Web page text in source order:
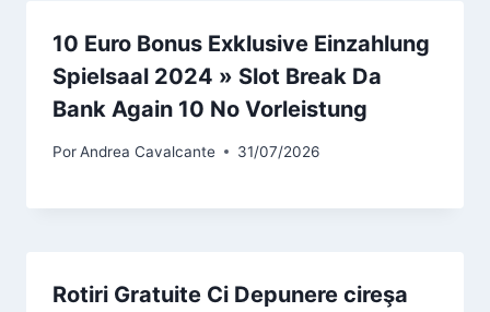
10 Euro Bonus Exklusive Einzahlung
Spielsaal 2024 » Slot Break Da
Bank Again 10 No Vorleistung
PorAndrea Cavalcante 31/07/2026
Rotiri Gratuite Ci Depunere cireşa